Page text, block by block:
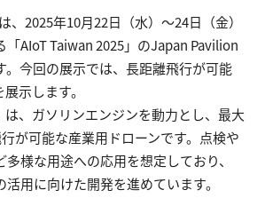
2025年10月22日（水）～24日（金）
「AIoT Taiwan 2025」のJapan Pavilion
。今回の展示では、長距離飛行が可能
示します。
は、ガソリンエンジンを動力とし、最大
が可能な産業用ドローンです。点検や
様な用途への応用を想定しており、
用に向けた開発を進めています。